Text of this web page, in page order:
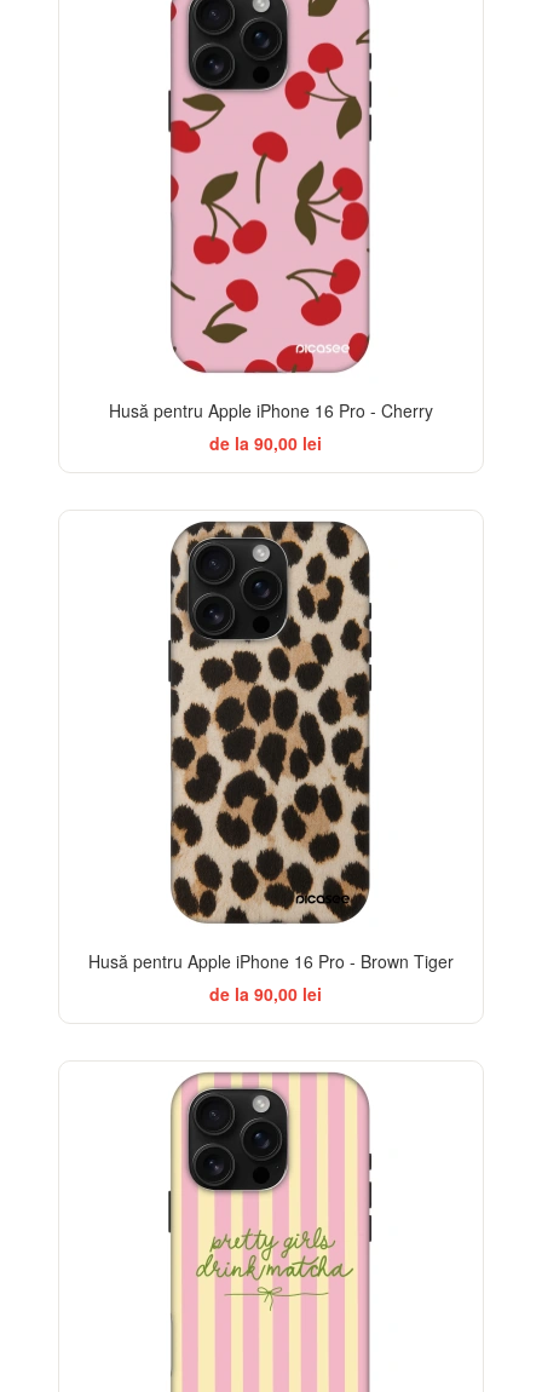
Husă pentru Apple iPhone 16 Pro - Cherry
de la 90,00 lei
Husă pentru Apple iPhone 16 Pro - Brown Tiger
de la 90,00 lei